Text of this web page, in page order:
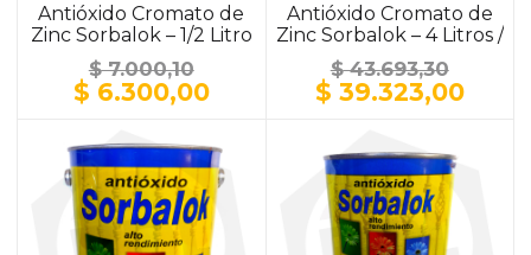
Antióxido Cromato de
Zinc Sorbalok – 1/2 Litro
/ ALUMINIO
$7.000,10
El
precio
original
era:
$ 7.000,10.
$ 6.300,00El
es:
$ 6.300,00.
Antióxido Cromato de
Zinc Sorbalok – 4 Litros /
$43.693,30
El
precio
era:
$ 43.693,30.
$ 39.323,00El